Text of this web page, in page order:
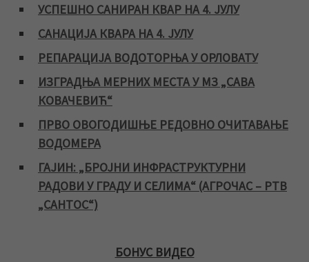
УСПЕШНО САНИРАН КВАР НА 4. ЈУЛУ
САНАЦИЈА КВАРА НА 4. ЈУЛУ
РЕПАРАЦИЈА ВОДОТОРЊА У ОРЛОВАТУ
ИЗГРАДЊА МЕРНИХ МЕСТА У МЗ „САВА
КОВАЧЕВИЋ“
ПРВО ОВОГОДИШЊЕ РЕДОВНО ОЧИТАВАЊЕ
ВОДОМЕРА
ГАЈИН: „БРОЈНИ ИНФРАСТРУКТУРНИ
РАДОВИ У ГРАДУ И СЕЛИМА“ (АГРОЧАС – РТВ
„САНТОС“)
БОНУС ВИДЕО